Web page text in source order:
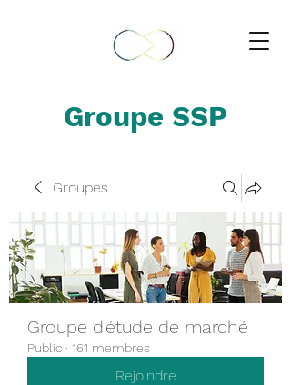
Groupe SSP
Groupes
Groupe d'étude de marché
Public · 161 membres
Rejoindre